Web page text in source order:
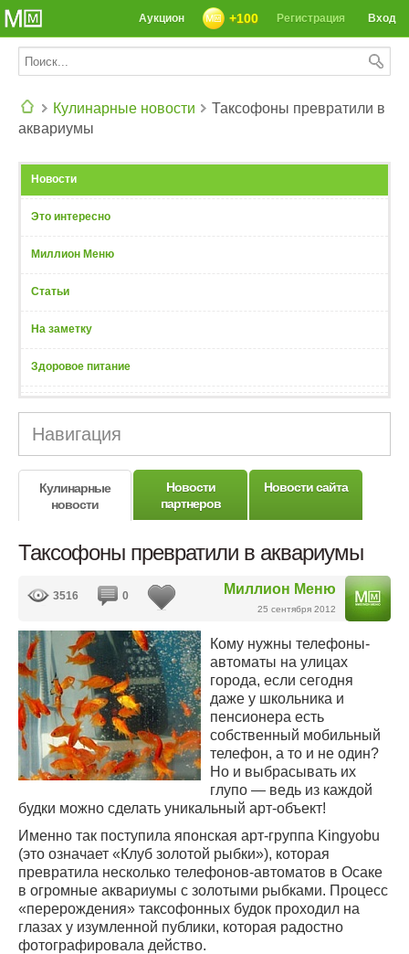
Вход
Регистрация
+100
Аукцион
Кулинарные новости
Таксофоны превратили в
аквариумы
Новости
Это интересно
Миллион Меню
Статьи
На заметку
Здоровое питание
Навигация
Кулинарные
новости
Новости
партнеров
Новости сайта
Таксофоны превратили в аквариумы
Миллион Меню
25 сентября 2012
3516 0
Кому нужны телефоны-
автоматы на улицах
города, если сегодня
даже у школьника и
пенсионера есть
собственный мобильный
телефон, а то и не один?
Но и выбрасывать их
глупо — ведь из каждой
будки можно сделать уникальный арт-объект!
Именно так поступила японская арт-группа Kingyobu
(это означает «Клуб золотой рыбки»), которая
превратила несколько телефонов-автоматов в Осаке
в огромные аквариумы с золотыми рыбками. Процесс
«перерождения» таксофонных будок проходил на
глазах у изумленной публики, которая радостно
фотографировала действо.